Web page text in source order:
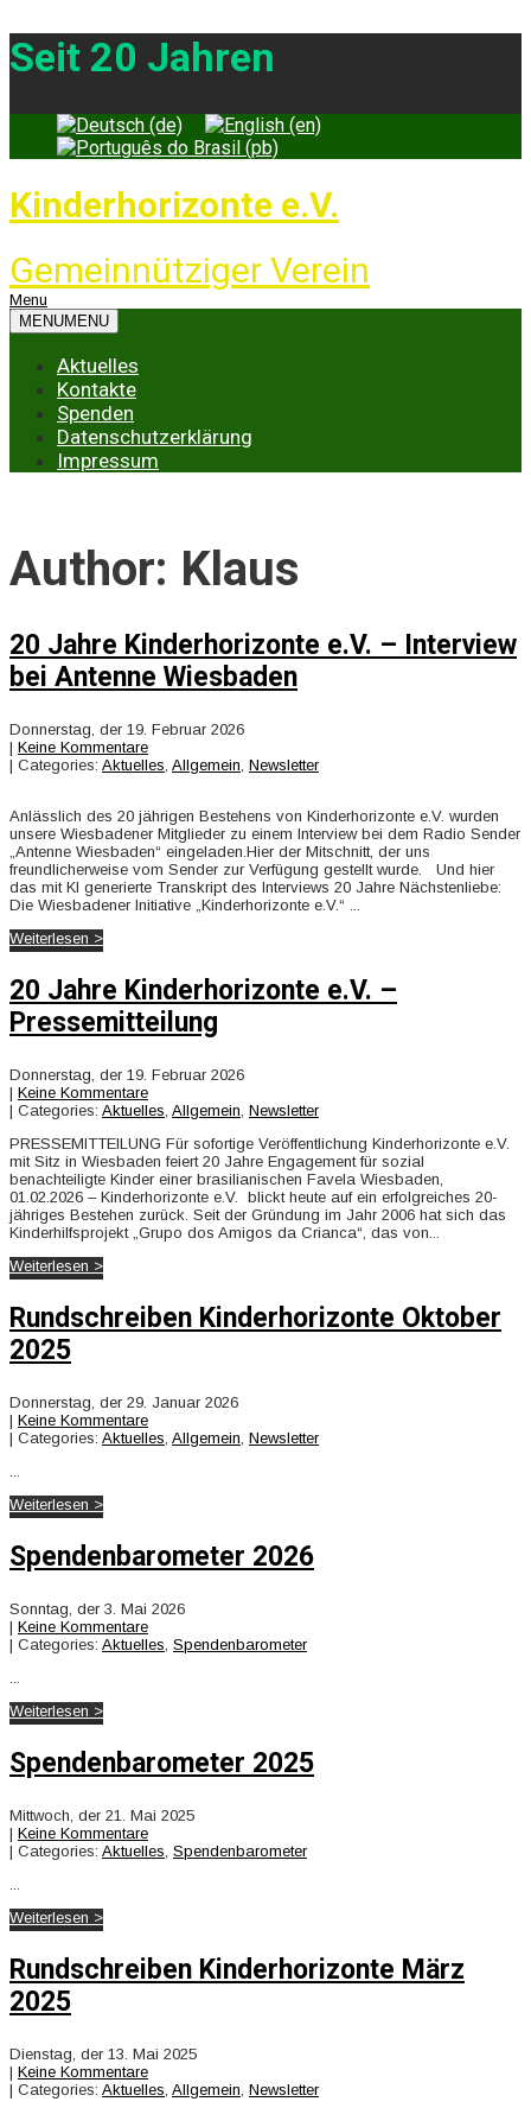
Seit 20 Jahren
Kinderhorizonte e.V.
Gemeinnütziger Verein
Menu
MENUMENU
Aktuelles
Kontakte
Spenden
Datenschutzerklärung
Impressum
Author: Klaus
20 Jahre Kinderhorizonte e.V. – Interview
bei Antenne Wiesbaden
Donnerstag, der 19. Februar 2026
| Keine Kommentare
| Categories: Aktuelles, Allgemein, Newsletter
Anlässlich des 20 jährigen Bestehens von Kinderhorizonte e.V. wurden
unsere Wiesbadener Mitglieder zu einem Interview bei dem Radio Sender
„Antenne Wiesbaden“ eingeladen.Hier der Mitschnitt, der uns
freundlicherweise vom Sender zur Verfügung gestellt wurde. Und hier
das mit KI generierte Transkript des Interviews 20 Jahre Nächstenliebe:
Die Wiesbadener Initiative „Kinderhorizonte e.V.“ ...
Weiterlesen >
20 Jahre Kinderhorizonte e.V. –
Pressemitteilung
Donnerstag, der 19. Februar 2026
| Keine Kommentare
| Categories: Aktuelles, Allgemein, Newsletter
PRESSEMITTEILUNG Für sofortige Veröffentlichung Kinderhorizonte e.V.
mit Sitz in Wiesbaden feiert 20 Jahre Engagement für sozial
benachteiligte Kinder einer brasilianischen Favela Wiesbaden,
01.02.2026 – Kinderhorizonte e.V. blickt heute auf ein erfolgreiches 20-
jähriges Bestehen zurück. Seit der Gründung im Jahr 2006 hat sich das
Kinderhilfsprojekt „Grupo dos Amigos da Crianca“, das von...
Weiterlesen >
Rundschreiben Kinderhorizonte Oktober
2025
Donnerstag, der 29. Januar 2026
| Keine Kommentare
| Categories: Aktuelles, Allgemein, Newsletter
...
Weiterlesen >
Spendenbarometer 2026
Sonntag, der 3. Mai 2026
| Keine Kommentare
| Categories: Aktuelles, Spendenbarometer
...
Weiterlesen >
Spendenbarometer 2025
Mittwoch, der 21. Mai 2025
| Keine Kommentare
| Categories: Aktuelles, Spendenbarometer
...
Weiterlesen >
Rundschreiben Kinderhorizonte März
2025
Dienstag, der 13. Mai 2025
| Keine Kommentare
| Categories: Aktuelles, Allgemein, Newsletter